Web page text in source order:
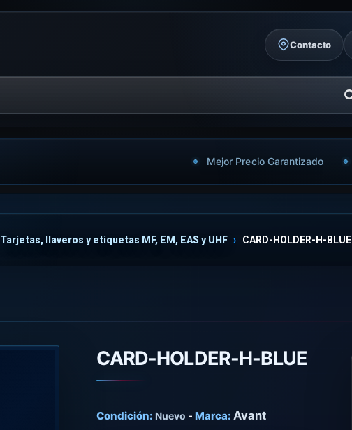
Contacto
Mejor Precio Garantizado
Tarjetas, llaveros y etiquetas MF, EM, EAS y UHF CARD-HOLDER-H-BLUE
CARD-HOLDER-H-BLUE
Condición: Nuevo - Marca: Avant